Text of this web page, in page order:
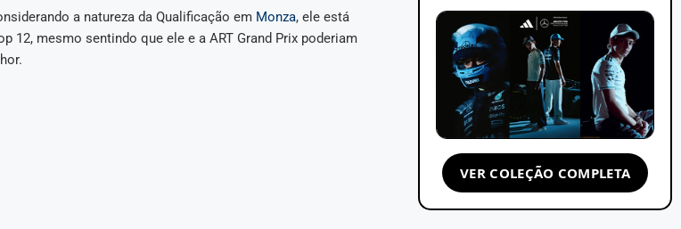
a natureza da Qualificação em Monza, ele está
12, mesmo sentindo que ele e a ART Grand Prix poderiam
VER COLEÇÃO COMPLETA